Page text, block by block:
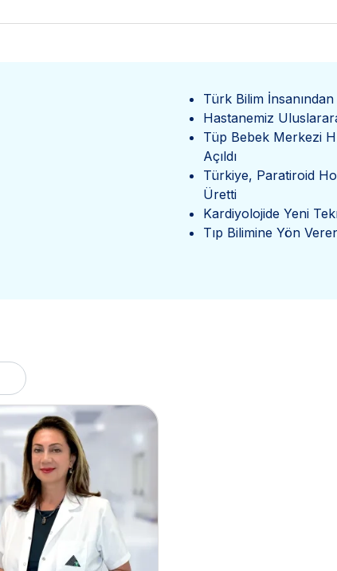
Türk Bilim
Hastanemiz
Tüp Bebek Merkezi
Açıldı
Türkiye, Paratiroid
Üretti
Kardiyolojide Yeni
Tıp Bilimine Yön